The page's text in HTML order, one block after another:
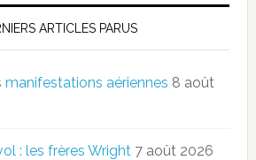
ARTICLES PARUS
manifestations aériennes 8 août
: les frères Wright 7 août 2026